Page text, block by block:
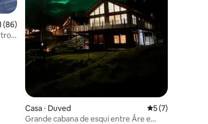
uma avaliação média de 5, 86 avaliações
(86)
Casa ⋅ Duved 5 de uma
5 (7)
Grande cabana de esqui entre Åre e